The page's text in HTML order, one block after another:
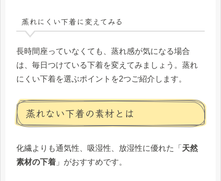
蒸れにくい下着に変えてみる
長時間座っていなくても、蒸れ感が気になる場合
は、毎日つけている下着を変えてみましょう。蒸れ
にくい下着を選ぶポイントを2つご紹介します。
蒸れない下着の素材とは
化繊よりも通気性、吸湿性、放湿性に優れた「 天然
素材の下着 」がおすすめです。